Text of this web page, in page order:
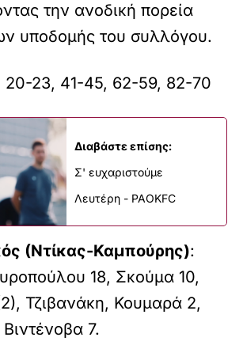
την ανοδική πορεία
υποδομής του συλλόγου.
20-23, 41-45, 62-59, 82-70
Διαβάστε επίσης:
Σ' ευχαριστούμε
Λευτέρη - PAOKFC
(Ντίκας-Καμπούρης):
18, Σκούμα 10,
Τζιβανάκη, Κουμαρά 2,
Βιντένοβα 7.